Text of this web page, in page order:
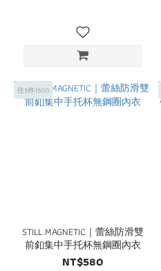
任3件1500
STILL MAGNETIC｜蕾絲防滑雙
前釦集中手托杯無鋼圈內衣
NT$580